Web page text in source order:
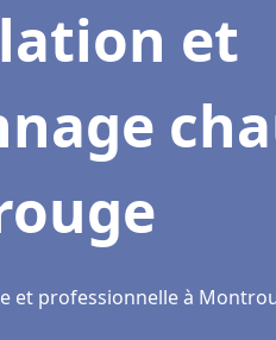
et
et professionnelle à